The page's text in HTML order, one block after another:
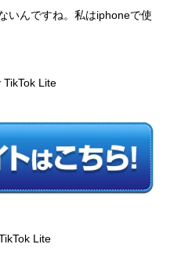
いんですね。私はiphoneで使
Lite
Lite